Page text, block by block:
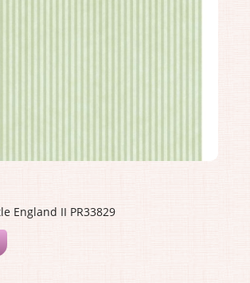
England II PR33829